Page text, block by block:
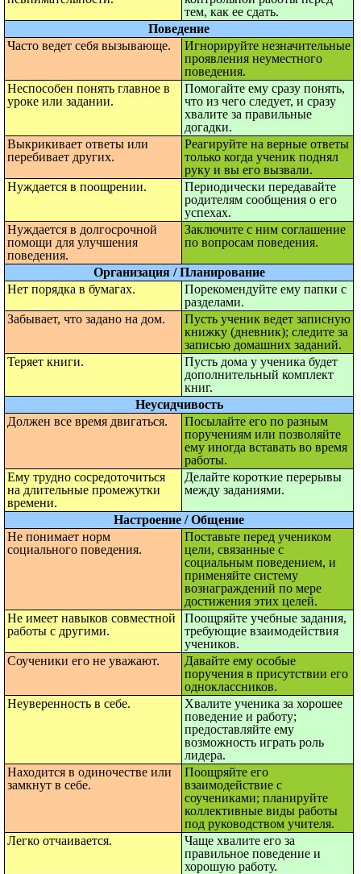
тем, как ее сдать.
Поведение
Часто ведет себя вызывающе.
Игнорируйте незначительные
проявления неуместного
поведения.
Неспособен понять главное в
уроке или задании.
Помогайте ему сразу понять,
что из чего следует, и сразу
хвалите за правильные
догадки.
Выкрикивает ответы или
перебивает других.
Реагируйте на верные ответы
только когда ученик поднял
руку и вы его вызвали.
Нуждается в поощрении.
Периодически передавайте
родителям сообщения о его
успехах.
Нуждается в долгосрочной
помощи для улучшения
поведения.
Заключите с ним соглашение
по вопросам поведения.
Организация / Планирование
Нет порядка в бумагах.
Порекомендуйте ему папки с
разделами.
Забывает, что задано на дом.
Пусть ученик ведет записную
книжку (дневник); следите за
записью домашних заданий.
Теряет книги.
Пусть дома у ученика будет
дополнительный комплект
книг.
Неусидчивость
Должен все время двигаться.
Посылайте его по разным
поручениям или позволяйте
ему иногда вставать во время
работы.
Ему трудно сосредоточиться
на длительные промежутки
времени.
Делайте короткие перерывы
между заданиями.
Настроение / Общение
Не понимает норм
социального поведения.
Поставьте перед учеником
цели, связанные с
социальным поведением, и
применяйте систему
вознаграждений по мере
достижения этих целей.
Не имеет навыков совместной
работы с другими.
Поощряйте учебные задания,
требующие взаимодействия
учеников.
Соученики его не уважают.
Давайте ему особые
поручения в присутствии его
одноклассников.
Неуверенность в себе.
Хвалите ученика за хорошее
поведение и работу;
предоставляйте ему
возможность играть роль
лидера.
Находится в одиночестве или
замкнут в себе.
Поощряйте его
взаимодействие с
соучениками; планируйте
коллективные виды работы
под руководством учителя.
Легко отчаивается.
Чаще хвалите его за
правильное поведение и
хорошую работу.